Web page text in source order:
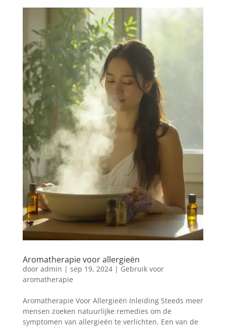
Aromatherapie voor allergieën
door admin | sep 19, 2024| Gebruik voor
aromatherapie
Aromatherapie Voor Allergieën Inleiding Steeds meer
mensen zoeken natuurlijke remedies om de
symptomen van allergieën te verlichten. Een van de